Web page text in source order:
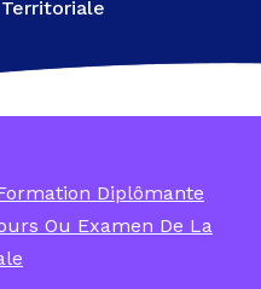
Diplômante
Ou Examen De La